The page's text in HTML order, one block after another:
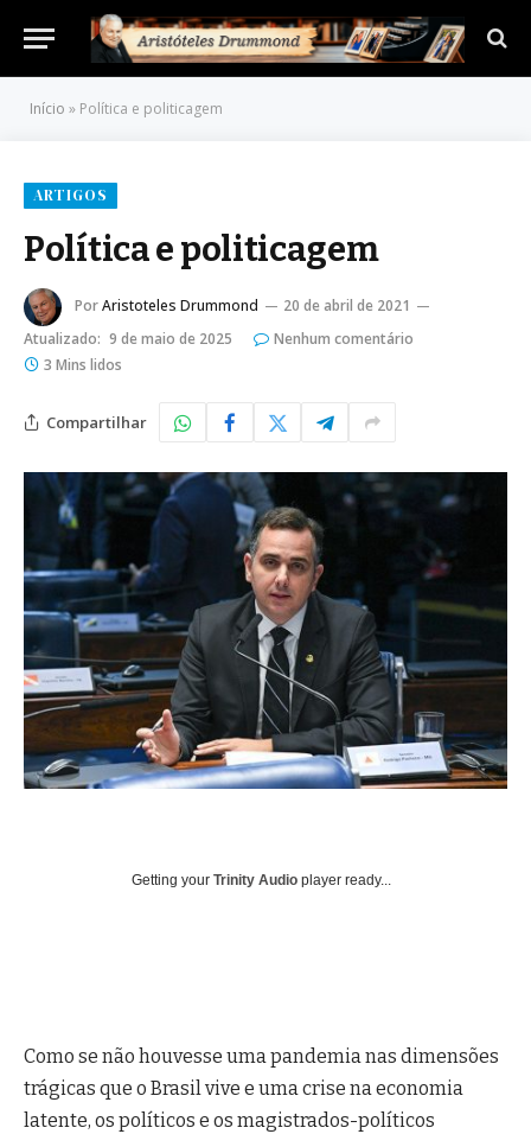
Início » Política e politicagem
ARTIGOS
Política e politicagem
PorAristoteles Drummond
20 de abril de 2021
Atualizado: 9 de maio de 2025
Nenhum comentário
3 Mins lidos
Compartilhar
Getting your Trinity Audio player ready...
Como se não houvesse uma pandemia nas dimensões
trágicas que o Brasil vive e uma crise na economia
latente, os políticos e os magistrados-políticos